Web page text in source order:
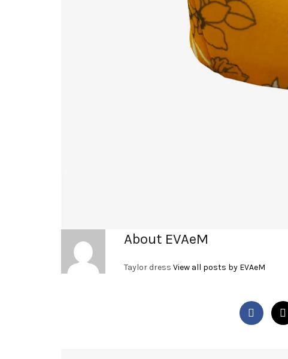
About EVAeM
Taylor dress View all posts by EVAeM